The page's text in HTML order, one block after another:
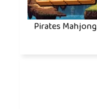
Pirates Mahjong